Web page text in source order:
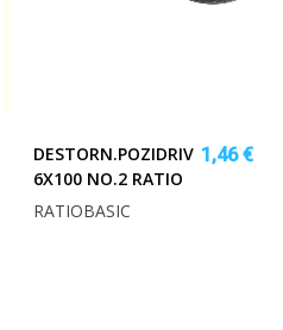
DESTORN.POZIDRIV
6X100 NO.2 RATIO
1,46 €
RATIOBASIC